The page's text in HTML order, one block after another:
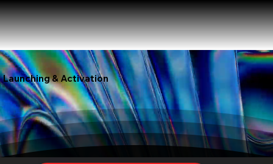
Launching & Activation